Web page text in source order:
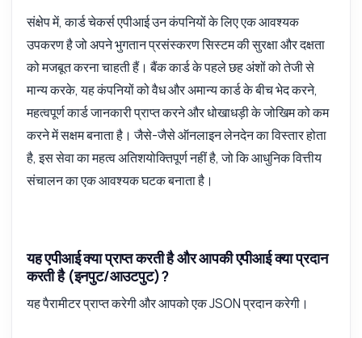
संक्षेप में, कार्ड चेकर्स एपीआई उन कंपनियों के लिए एक आवश्यक
उपकरण है जो अपने भुगतान प्रसंस्करण सिस्टम की सुरक्षा और दक्षता
को मजबूत करना चाहती हैं। बैंक कार्ड के पहले छह अंशों को तेजी से
मान्य करके, यह कंपनियों को वैध और अमान्य कार्ड के बीच भेद करने,
महत्वपूर्ण कार्ड जानकारी प्राप्त करने और धोखाधड़ी के जोखिम को कम
करने में सक्षम बनाता है। जैसे-जैसे ऑनलाइन लेनदेन का विस्तार होता
है, इस सेवा का महत्व अतिशयोक्तिपूर्ण नहीं है, जो कि आधुनिक वित्तीय
संचालन का एक आवश्यक घटक बनाता है।
यह एपीआई क्या प्राप्त करती है और आपकी एपीआई क्या प्रदान
करती है (इनपुट/आउटपुट)?
यह पैरामीटर प्राप्त करेगी और आपको एक JSON प्रदान करेगी।